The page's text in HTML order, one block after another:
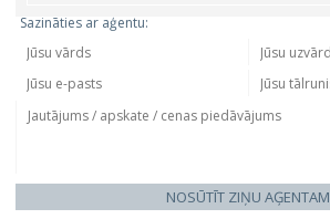
Sazināties ar aģentu:
NOSŪTĪT ZIŅU AĢENTAM